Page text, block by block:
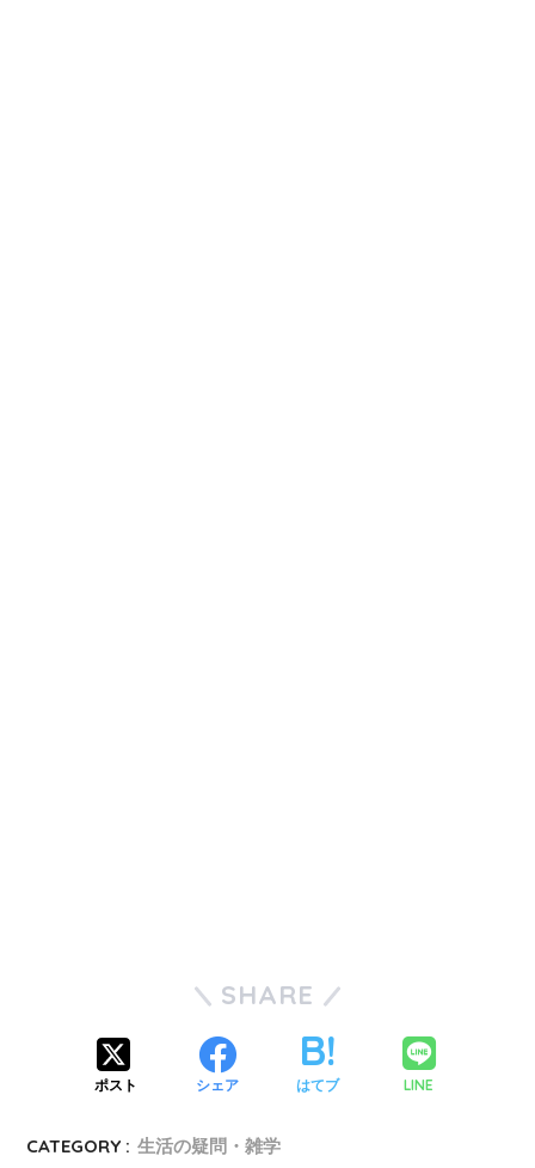
SHARE
ポスト シェア はてブ LINE
CATEGORY : 生活の疑問・雑学